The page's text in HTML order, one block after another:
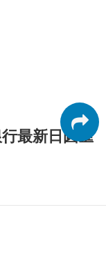
最新日圓匯